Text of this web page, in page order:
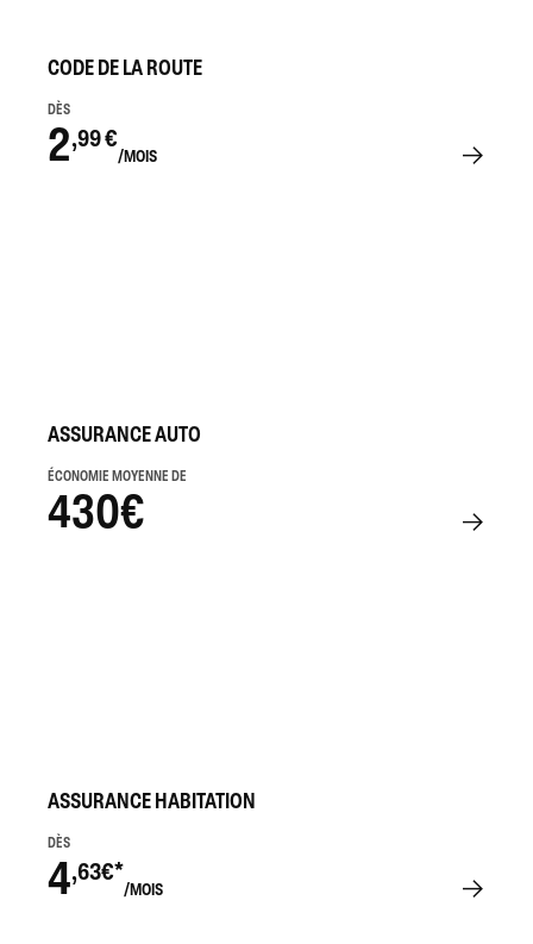
CODE DE LA ROUTE
DÈS
2,99 €
/MOIS
ASSURANCE AUTO
ÉCONOMIE MOYENNE DE
430€
ASSURANCE HABITATION
DÈS
4,63€*
/MOIS